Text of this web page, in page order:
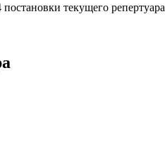
текущего репертуара